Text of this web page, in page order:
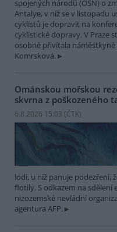
spojených národů (OSN) o
Antalye, v níž se v listopadu
cyklistů je dopravit na
cyklistické dopravy. V Praze
osobně přivítala
Komrsková.
Ománskou mořskou
skvrna z poškozeného
6.8.2026 15:03 (ČTK)
lodi, u níž panuje podezření,
flotily. S odkazem na sdělení
nizozemské nevládní
agentura AFP.